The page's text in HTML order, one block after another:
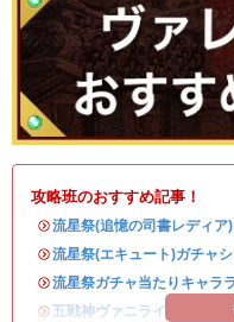
攻略班のおすすめ記事！
・流星祭(追憶の司書レディア
・流星祭(エキュート)ガチャ
・流星祭ガチャ当たりキャラ
・ 五戦神ヴァニライベントま